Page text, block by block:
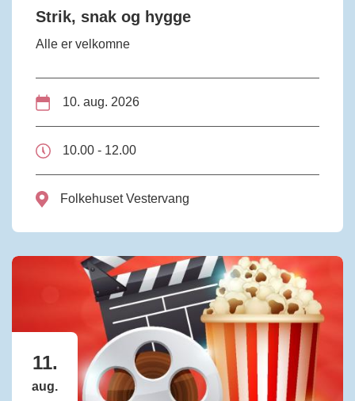
Strik, snak og hygge
Alle er velkomne
10. aug. 2026
10.00 - 12.00
Folkehuset Vestervang
11.
aug.